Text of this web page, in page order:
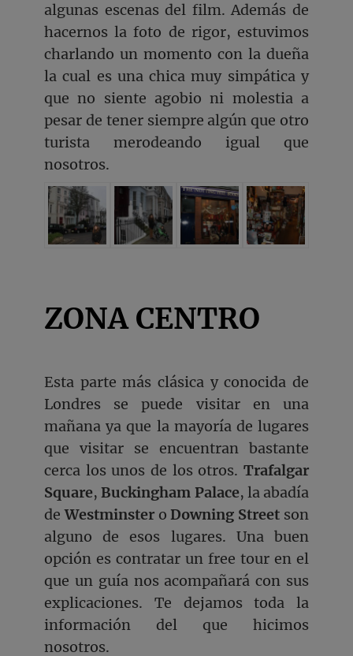
algunas escenas del film. Además de
hacernos la foto de rigor, estuvimos
charlando un momento con la dueña
la cual es una chica muy simpática y
que no siente agobio ni molestia a
pesar de tener siempre algún que otro
turista merodeando igual que
nosotros.
ZONA CENTRO
Esta parte más clásica y conocida de
Londres se puede visitar en una
mañana ya que la mayoría de lugares
que visitar se encuentran bastante
cerca los unos de los otros. Trafalgar
Square,Buckingham Palace, la abadía
deWestminstero Downing Street son
alguno de esos lugares. Una buen
opción es contratar un free tour en el
que un guía nos acompañará con sus
explicaciones. Te dejamos toda la
información del que hicimos
nosotros.